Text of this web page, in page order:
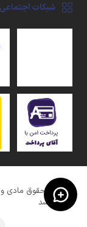
شبکات اجتماعی
کلیه حقوق مادی
میباشد